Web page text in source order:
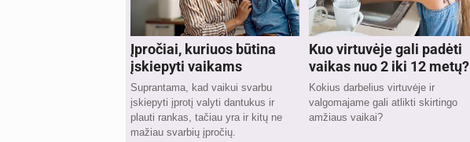
Įpročiai, kuriuos būtina
įskiepyti vaikams
Suprantama, kad vaikui svarbu
įskiepyti įprotį valyti dantukus ir
plauti rankas, tačiau yra ir kitų ne
mažiau svarbių įpročių.
Kuo virtuvėje gali padėti
vaikas nuo 2 iki 12 metų?
Kokius darbelius virtuvėje ir
valgomajame gali atlikti skirtingo
amžiaus vaikai?